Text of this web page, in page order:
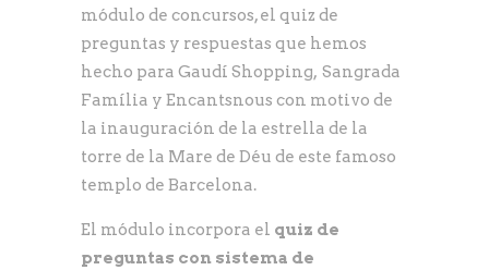
módulo de concursos, el quiz de
preguntas y respuestas que hemos
hecho para Gaudí Shopping, Sangrada
Família y Encantsnous con motivo de
la inauguración de la estrella de la
torre de la Mare de Déu de este famoso
templo de Barcelona.
El módulo incorpora el quiz de
preguntas con sistema de